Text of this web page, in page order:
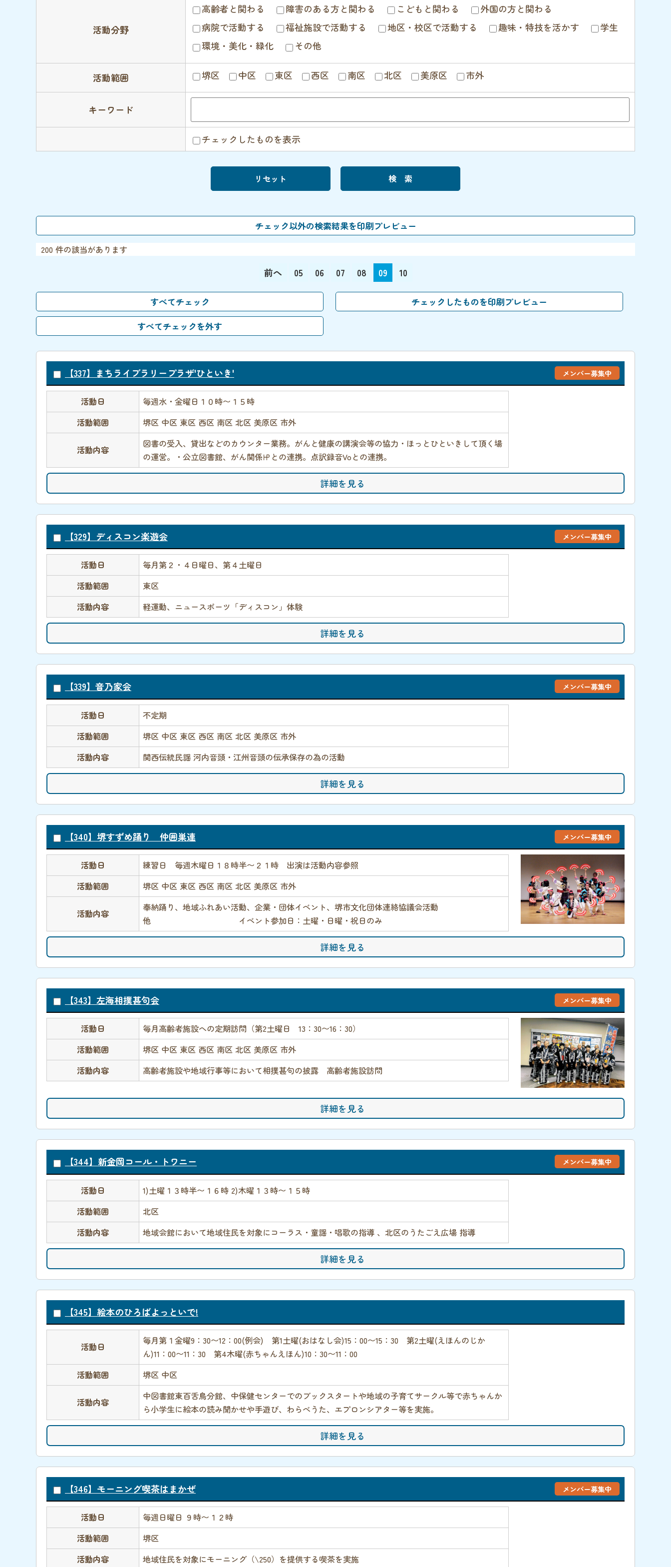
活動分野
高齢者と関わる 障害のある方と関わる こどもと関わる
外国の方と関わる
病院で活動する
福祉施設で活動する 地区・校区で活動する 趣味・特技を活かす
学生
環境・美化・緑化
その他
活動範囲 堺区 中区 東区 西区 南区 北区 美原区 市外
キーワード
チェックしたものを表示
200 件の該当があります
前へ 05 06 07 08 09 10
【337】まちライブラリープラザ'ひといき' メンバー募集中
活動日
毎週水・金曜日１０時〜１５時
活動範囲
堺区 中区 東区 西区 南区 北区 美原区 市外
活動内容
図書の受入、貸出などのカウンター業務。がんと健康の講演会等の協力・ほっとひといきして頂く場
の運営。・公立図書館、がん関係㏋との連携。点訳録音Voとの連携。
詳細を見る
【329】ディスコン楽遊会 メンバー募集中
活動日
毎月第２・４日曜日、第４土曜日
活動範囲
東区
活動内容
軽運動、ニュースポーツ「ディスコン」体験
詳細を見る
【339】音乃家会 メンバー募集中
活動日
不定期
活動範囲
堺区 中区 東区 西区 南区 北区 美原区 市外
活動内容
関西伝統民謡 河内音頭・江州音頭の伝承保存の為の活動
詳細を見る
【340】堺すずめ踊り 仲囲巣連 メンバー募集中
活動日
練習日 毎週木曜日１８時半〜２１時 出演は活動内容参照
活動範囲
堺区 中区 東区 西区 南区 北区 美原区 市外
活動内容
奉納踊り、地域ふれあい活動、企業・団体イベント、堺市文化団体連絡協議会活動
他 イベント参加日：土曜・日曜・祝日のみ
詳細を見る
【343】左海相撲甚句会 メンバー募集中
活動日
毎月高齢者施設への定期訪問（第2土曜日 13：30〜16：30）
活動範囲
堺区 中区 東区 西区 南区 北区 美原区 市外
活動内容
高齢者施設や地域行事等において相撲甚句の披露 高齢者施設訪問
詳細を見る
【344】新金岡コール・トワニー メンバー募集中
活動日
1)土曜１３時半〜１６時 2)木曜１３時〜１５時
活動範囲
北区
活動内容
地域会館において地域住民を対象にコーラス・童謡・唱歌の指導 、北区のうたごえ広場 指導
詳細を見る
【345】絵本のひろばよっといで!
活動日
毎月第１金曜9：30〜12：00(例会) 第1土曜(おはなし会)15：00〜15：30 第2土曜(えほんのじか
ん)11：00〜11：30 第4木曜(赤ちゃんえほん)10：30〜11：00
活動範囲
堺区 中区
活動内容
中図書館東百舌鳥分館、中保健センターでのブックスタートや地域の子育てサークル等で赤ちゃんか
ら小学生に絵本の読み聞かせや手遊び、わらべうた、エプロンシアター等を実施。
詳細を見る
【346】モーニング喫茶はまかぜ メンバー募集中
活動日
毎週日曜日 ９時〜１２時
活動範囲
堺区
活動内容
地域住民を対象にモーニング（\250）を提供する喫茶を実施